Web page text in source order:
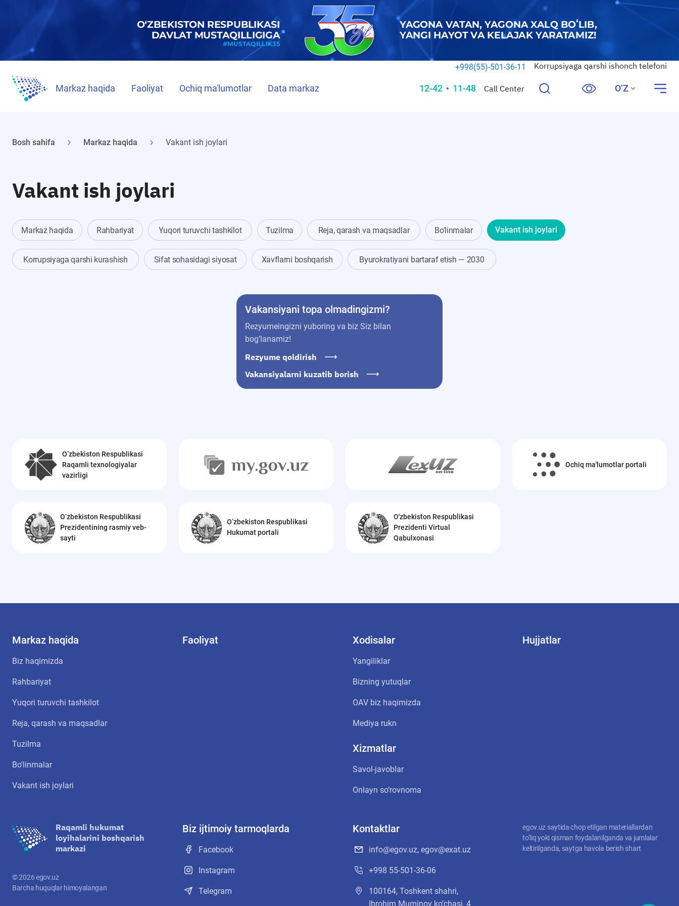
+998(55)-501-36-11 Korrupsiyaga qarshi ishonch telefoni
Markaz haqida Faoliyat Ochiq ma'lumotlar Data markaz 12-42 11-48 Call Center O‘Z
Bosh sahifa Markaz haqida Vakant ish joylari
Vakant ish joylari
Markaz haqida Rahbariyat Yuqori turuvchi tashkilot Tuzilma Reja, qarash va maqsadlar Bo'linmalar Vakant ish joylari
Korrupsiyaga qarshi kurashish Sifat sohasidagi siyosat Xavflarni boshqarish Byurokratiyani bartaraf etish — 2030
Vakansiyani topa olmadingizmi?
Rezyumeingizni yuboring va biz Siz bilan
bogʼlanamiz!
Rezyume qoldirish
Vakansiyalarni kuzatib borish
O‘zbekiston Respublikasi
Raqamli texnologiyalar
vazirligi
Ochiq ma'lumotlar portali
O‘zbekiston Respublikasi
Prezidentining rasmiy veb-
sayti
O‘zbekiston Respublikasi
Hukumat portali
O'zbekiston Respublikasi
Prezidenti Virtual
Qabulxonasi
Markaz haqida
Biz haqimizda
Rahbariyat
Yuqori turuvchi tashkilot
Reja, qarash va maqsadlar
Tuzilma
Bo'linmalar
Vakant ish joylari
Faoliyat Xodisalar
Yangiliklar
Bizning yutuqlar
OАV biz haqimizda
Mediya rukn
Xizmatlar
Savol-javoblar
Onlayn soʼrovnoma
Hujjatlar
Raqamli hukumat
loyihalarini boshqarish
markazi
©2026egov.uz
Barcha huquqlar himoyalangan
Biz ijtimoiy tarmoqlarda
Facebook
Instagram
Telegram
Kontaktlar
info@egov.uz, egov@exat.uz
+998 55-501-36-06
100164, Toshkent shahri,
Ibrohim Muminov ko‘chasi, 4
egov.uz saytida chop etilgan materiallardan
to‘liq yoki qisman foydalanilganda va jumlalar
keltirilganda, saytga havola berish shart